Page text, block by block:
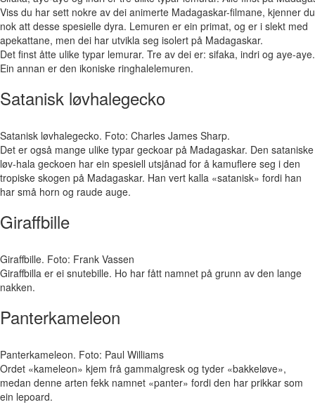
Viss du har sett nokre av dei animerte Madagaskar-filmane, kjenner du
nok att desse spesielle dyra. Lemuren er ein primat, og er i slekt med
apekattane, men dei har utvikla seg isolert på Madagaskar.
Det finst åtte ulike typar lemurar. Tre av dei er: sifaka, indri og aye-aye.
Ein annan er den ikoniske ringhalelemuren.
Satanisk løvhalegecko
Satanisk løvhalegecko. Foto: Charles James Sharp.
Det er også mange ulike typar geckoar på Madagaskar. Den sataniske
løv-hala geckoen har ein spesiell utsjånad for å kamuflere seg i den
tropiske skogen på Madagaskar. Han vert kalla «satanisk» fordi han
har små horn og raude auge.
Giraffbille
Giraffbille. Foto: Frank Vassen
Giraffbilla er ei snutebille. Ho har fått namnet på grunn av den lange
nakken.
Panterkameleon
Panterkameleon. Foto: Paul Williams
Ordet «kameleon» kjem frå gammalgresk og tyder «bakkeløve»,
medan denne arten fekk namnet «panter» fordi den har prikkar som
ein lepoard.